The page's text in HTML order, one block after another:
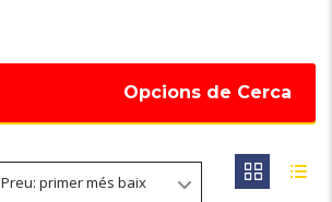
Opcions de Cerca
Preu: primer més baix